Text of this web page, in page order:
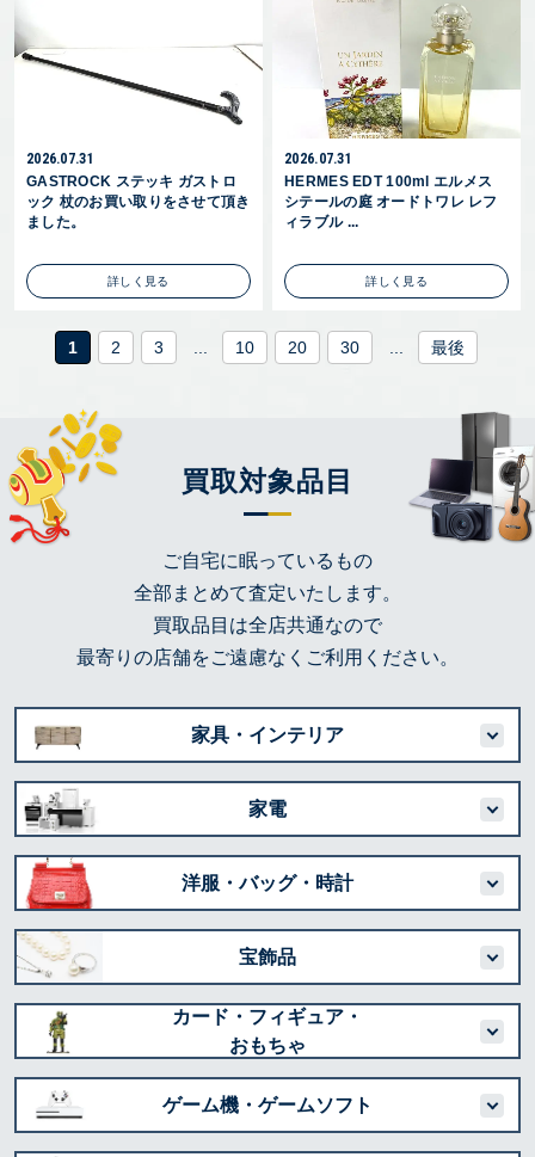
2026.07.31
GASTROCK ステッキ ガストロ
ック 杖のお買い取りをさせて頂き
ました。
詳しく見る
2026.07.31
HERMES EDT 100ml エルメス
シテールの庭 オードトワレ レフ
ィラブル ...
詳しく見る
1 2 3 ... 10 20 30 ... 最後
買取対象品目
ご自宅に眠っているもの
全部まとめて査定いたします。
買取品目は全店共通なので
最寄りの店舗をご遠慮なくご利用ください。
家具・インテリア
家電
洋服・バッグ・時計
宝飾品
カード・フィギュア・
おもちゃ
ゲーム機・ゲームソフト